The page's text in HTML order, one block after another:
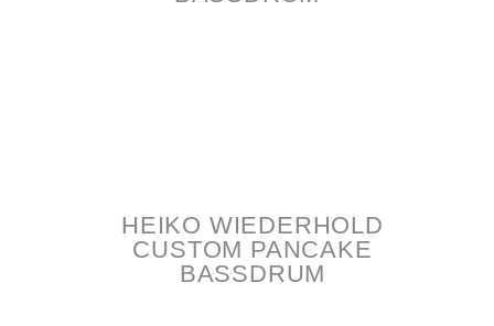
HEIKO WIEDERHOLD
CUSTOM PANCAKE
BASSDRUM